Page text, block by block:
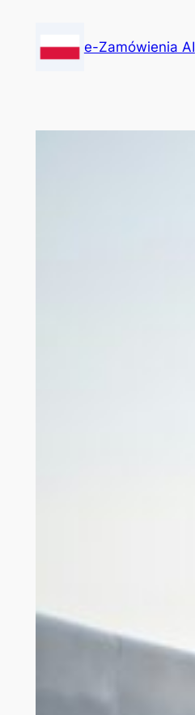
content
e-Zamówienia AI